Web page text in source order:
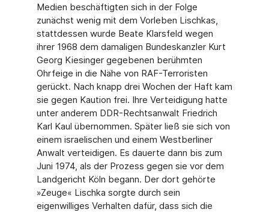
Medien beschäftigten sich in der Folge
zunächst wenig mit dem Vorleben Lischkas,
stattdessen wurde Beate Klarsfeld wegen
ihrer 1968 dem damaligen Bundeskanzler Kurt
Georg Kiesinger gegebenen berühmten
Ohrfeige in die Nähe von RAF-Terroristen
gerückt. Nach knapp drei Wochen der Haft kam
sie gegen Kaution frei. Ihre Verteidigung hatte
unter anderem DDR-Rechtsanwalt Friedrich
Karl Kaul übernommen. Später ließ sie sich von
einem israelischen und einem Westberliner
Anwalt verteidigen. Es dauerte dann bis zum
Juni 1974, als der Prozess gegen sie vor dem
Landgericht Köln be­gann. Der dort gehörte
»Zeuge« Lischka sorgte durch sein
eigenwilliges Verhalten dafür, dass sich die